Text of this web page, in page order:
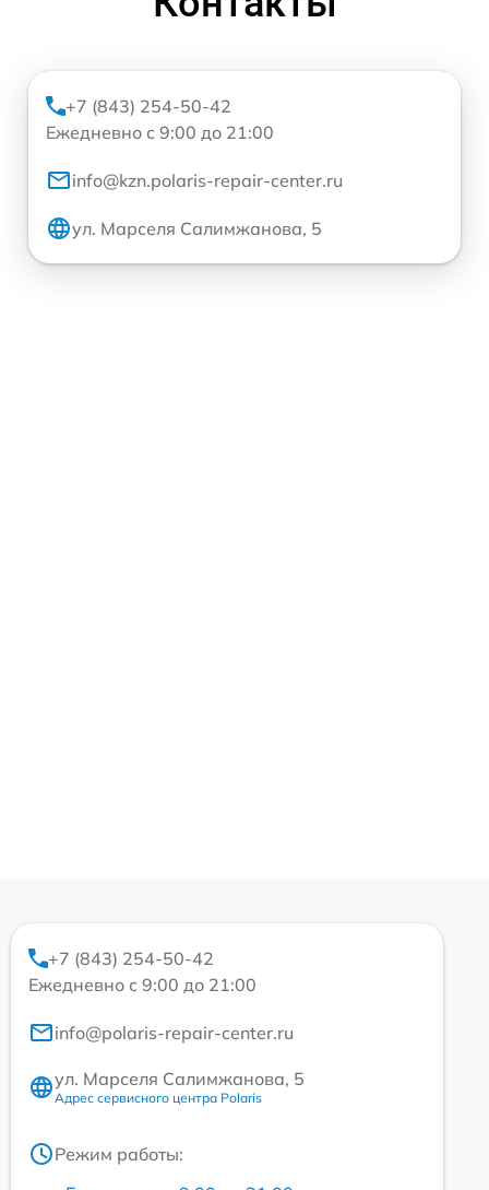
+7 (843) 254-50-42
Ежедневно с 9:00 до 21:00
info@kzn.polaris-repair-center.ru
ул. Марселя Салимжанова, 5
+7 (843) 254-50-42
Ежедневно с 9:00 до 21:00
info@polaris-repair-center.ru
ул. Марселя Салимжанова, 5
Адрес сервисного центра Polaris
Режим работы: